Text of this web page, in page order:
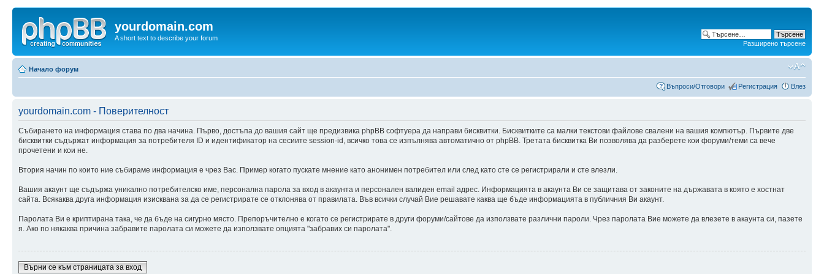
yourdomain.com
A short text to describe your forum
Разширено търсене
Начало форум
Въпроси/Отговори Регистрация Влез
yourdomain.com - Поверителност
Събирането на информация става по два начина. Първо, достъпа до вашия сайт ще предизвика phpBB софтуера да направи бисквитки. Бисквитките са малки текстови файлове свалени на вашия компютър. Първите две
бисквитки съдържат информация за потребителя ID и идентификатор на сесиите session-id, всичко това се изпълнява автоматично от phpBB. Третата бисквитка Ви позволява да разберете кои форуми/теми са вече
прочетени и кои не.
Втория начин по които ние събираме информация е чрез Вас. Пример когато пускате мнение като анонимен потребител или след като сте се регистрирали и сте влезли.
Вашия акаунт ще съдържа уникално потребителско име, персонална парола за вход в акаунта и персонален валиден email адрес. Информацията в акаунта Ви се защитава от законите на държавата в която е хостнат
сайта. Всякаква друга информация изисквана за да се регистрирате се отклонява от правилата. Във всички случай Вие решавате каква ще бъде информацията в публичния Ви акаунт.
Паролата Ви е криптирана така, че да бъде на сигурно място. Препоръчително е когато се регистрирате в други форуми/сайтове да използвате различни пароли. Чрез паролата Вие можете да влезете в акаунта си, пазете
я. Ако по някаква причина забравите паролата си можете да използвате опцията "забравих си паролата".
Върни се към страницата за вход